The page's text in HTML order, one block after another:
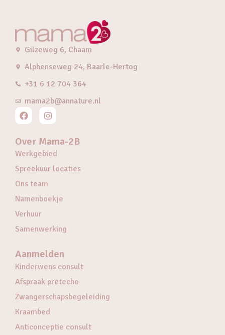
Gilzeweg 6, Chaam
Alphenseweg 24, Baarle-Hertog
+31 6 12 704 364
mama2b@annature.nl
Over Mama-2B
Werkgebied
Spreekuur locaties
Ons team
Namenboekje
Verhuur
Samenwerking
Aanmelden
Kinderwens consult
Afspraak pretecho
Zwangerschapsbegeleiding
Kraambed
Anticonceptie consult